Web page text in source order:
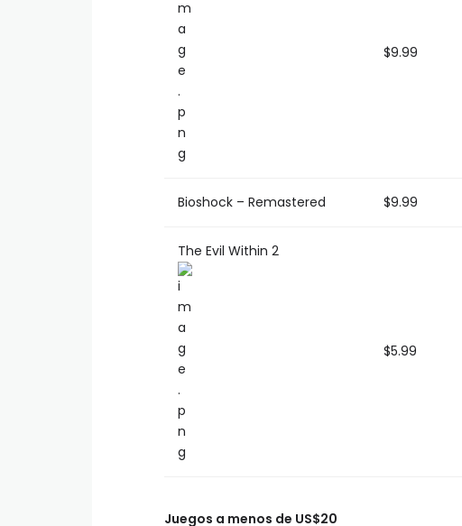
$9.99
Bioshock – Remastered $9.99
The Evil Within 2
$5.99
Juegos a menos de US$20